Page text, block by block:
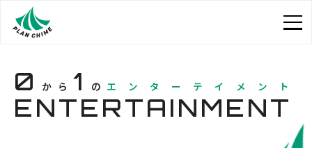
0 から 1 の エンターテイメント
ENTERTAINMENT